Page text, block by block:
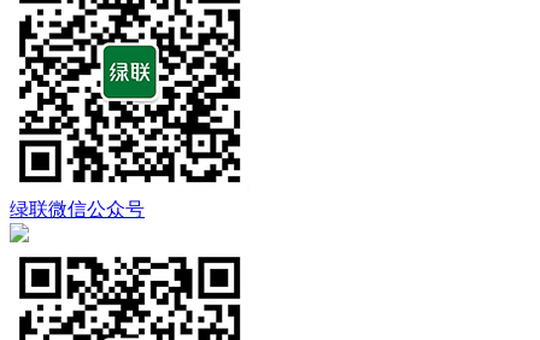
绿联微信公众号